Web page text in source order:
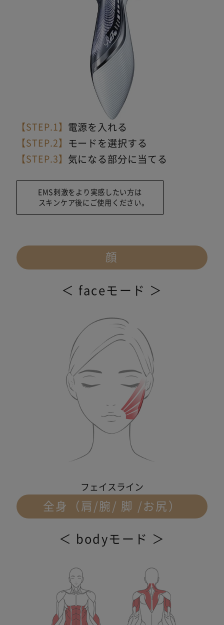
【STEP.1】 電源を入れる
【STEP.2】 モードを選択する
【STEP.3】 気になる部分に当てる
EMS刺激をより実感したい方は
スキンケア後にご使用ください。
顔
＜ faceモード ＞
フェイスライン
全身（肩/腕/ 脚 /お尻）
＜ bodyモード ＞